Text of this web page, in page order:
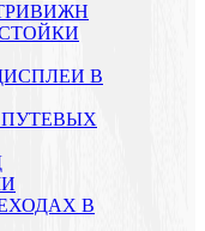
В
В